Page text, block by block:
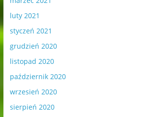
luty 2021
styczeń 2021
grudzień 2020
listopad 2020
październik 2020
wrzesień 2020
sierpień 2020